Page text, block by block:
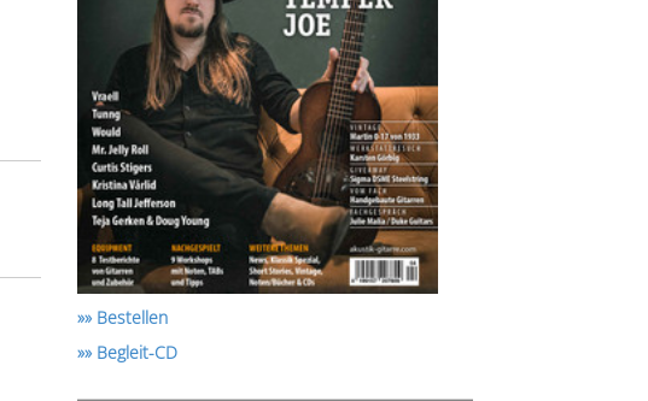
»» Bestellen
»» Begleit-CD